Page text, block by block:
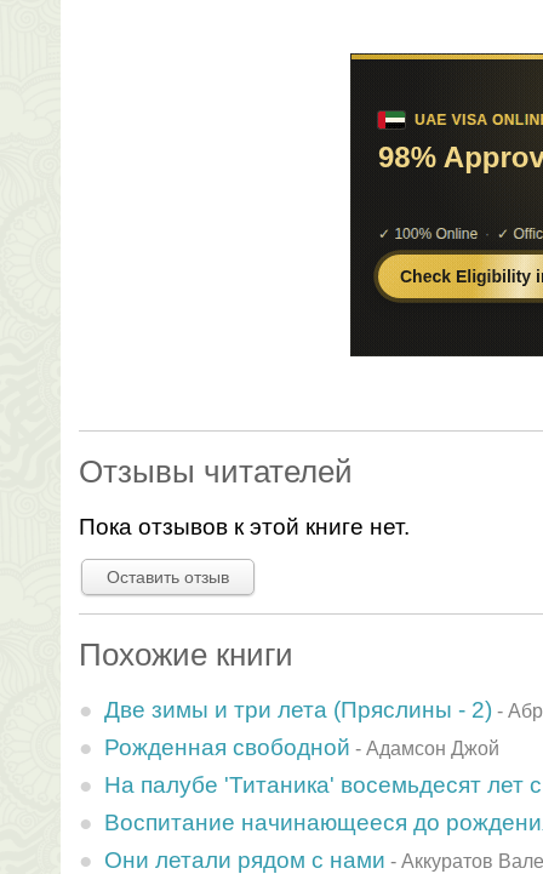
Отзывы читателей
Пока отзывов к этой книге нет.
Оставить отзыв
Похожие книги
Две зимы и три лета (Пряслины - 2) -
Рожденная свободной - Адамсон Джой
На палубе 'Титаника' восемьдесят лет
Воспитание начинающееся до
Они летали рядом с нами - Аккуратов